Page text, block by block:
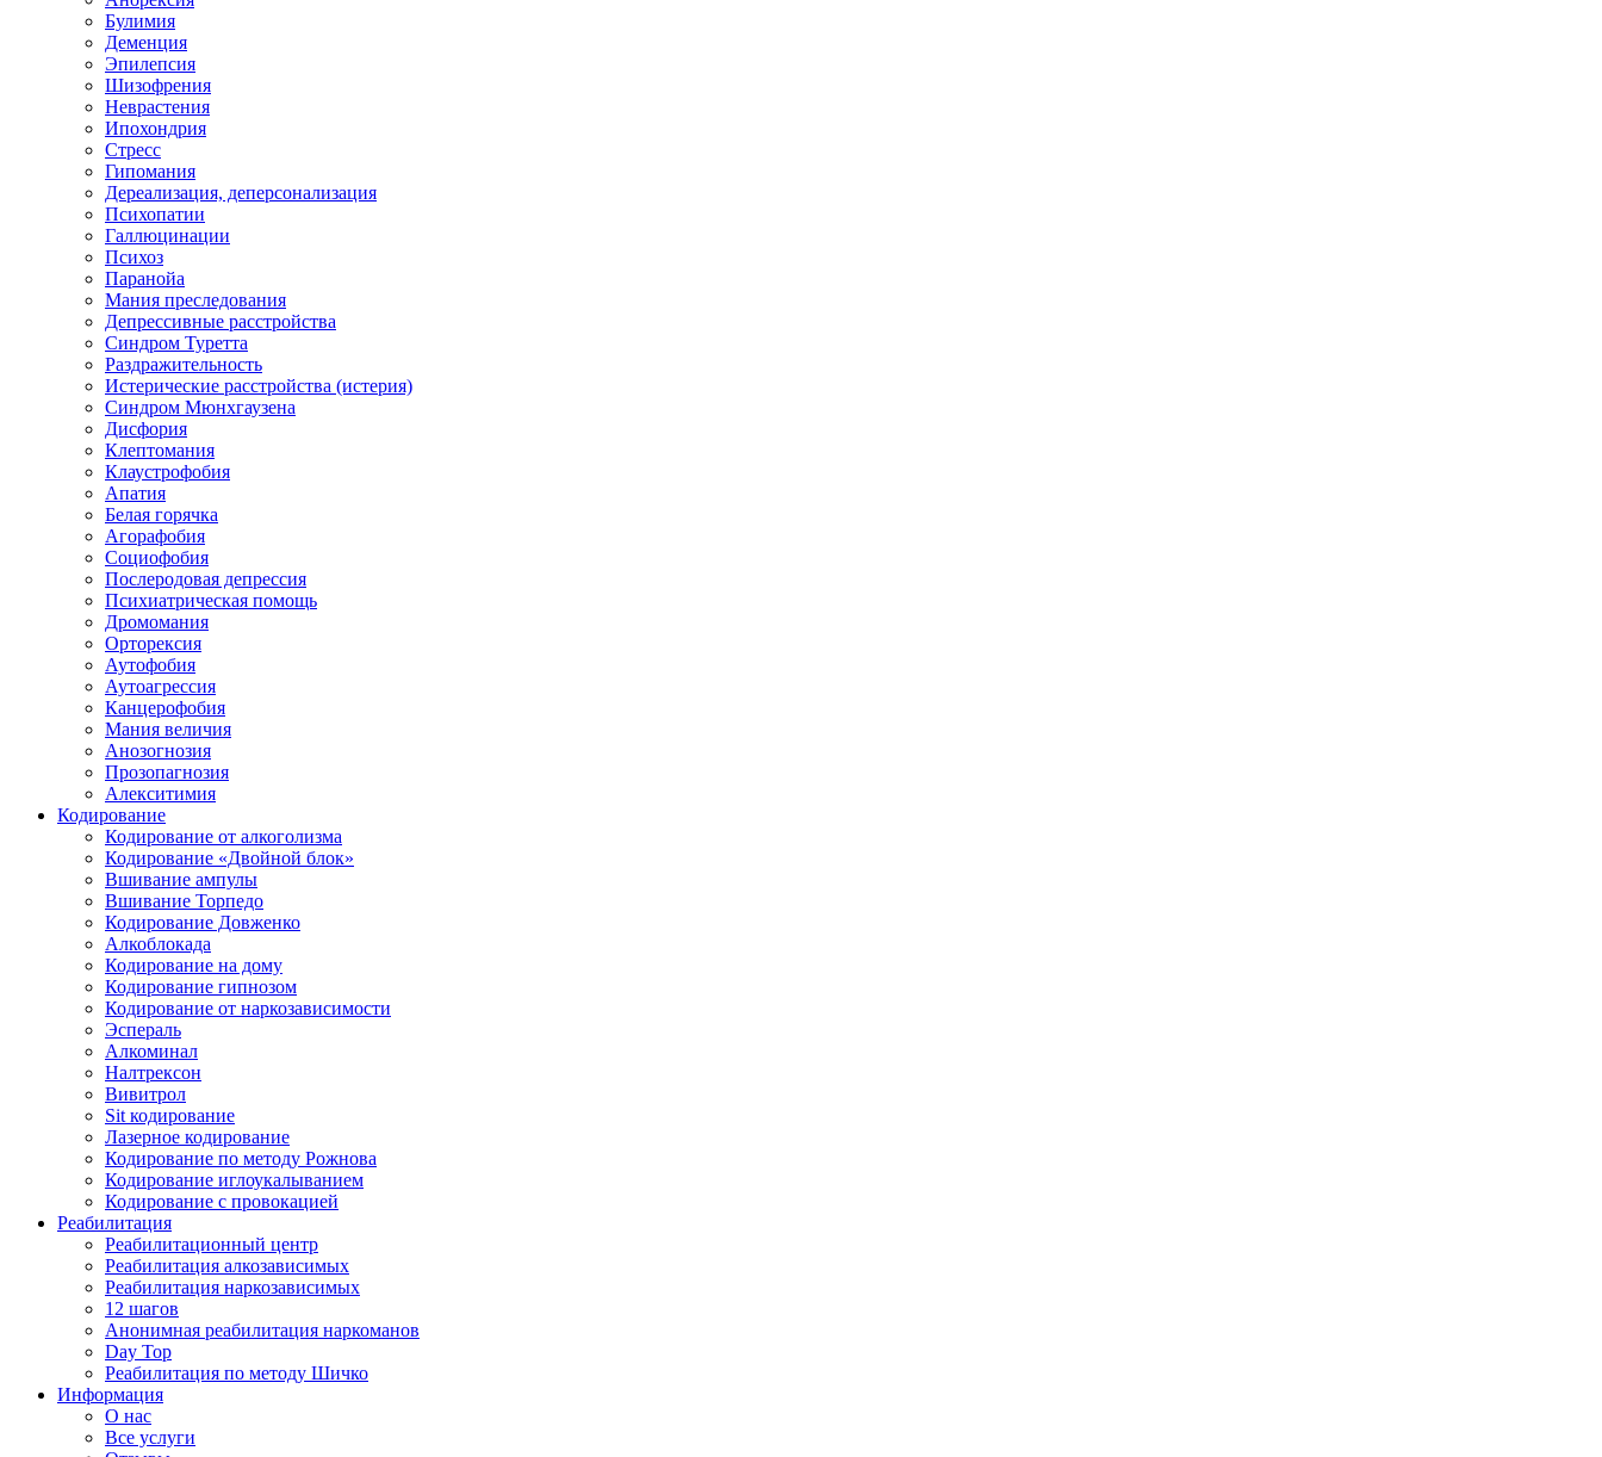
Булимия
Деменция
Эпилепсия
Шизофрения
Неврастения
Ипохондрия
Стресс
Гипомания
Дереализация, деперсонализация
Психопатии
Галлюцинации
Психоз
Паранойа
Мания преследования
Депрессивные расстройства
Синдром Туретта
Раздражительность
Истерические расстройства (истерия)
Синдром Мюнхгаузена
Дисфория
Клептомания
Клаустрофобия
Апатия
Белая горячка
Агорафобия
Социофобия
Послеродовая депрессия
Психиатрическая помощь
Дромомания
Орторексия
Аутофобия
Аутоагрессия
Канцерофобия
Мания величия
Анозогнозия
Прозопагнозия
Алекситимия
Кодирование
Кодирование от алкоголизма
Кодирование «Двойной блок»
Вшивание ампулы
Вшивание Торпедо
Кодирование Довженко
Алкоблокада
Кодирование на дому
Кодирование гипнозом
Кодирование от наркозависимости
Эспераль
Алкоминал
Налтрексон
Вивитрол
Sit кодирование
Лазерное кодирование
Кодирование по методу Рожнова
Кодирование иглоукалыванием
Кодирование с провокацией
Реабилитация
Реабилитационный центр
Реабилитация алкозависимых
Реабилитация наркозависимых
12 шагов
Анонимная реабилитация наркоманов
Day Top
Реабилитация по методу Шичко
Информация
О нас
Все услуги